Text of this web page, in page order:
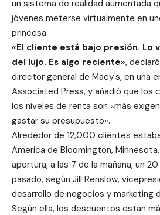
un sistema de realidad aumentada
jóvenes meterse virtualmente en
princesa.
«El cliente está bajo presión. Lo
del lujo. Es algo reciente»,
director general de Macy´s, en una
Associated Press, y añadió que los
los niveles de renta son «más
gastar su presupuesto».
Alrededor de 12,000 clientes
America de Bloomington,
apertura, a las 7 de la mañana, un
pasado, según Jill Renslow,
desarrollo de negocios y marketing
Según ella, los descuentos están